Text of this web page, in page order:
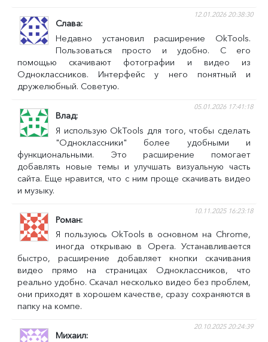
Слава
12.01.2026 20:38:30
Недавно установил расширение OkTools.
Пользоваться просто и удобно. С его
помощью скачивают фотографии и видео из
Одноклассников. Интерфейс у него понятный и
дружелюбный. Советую.
Влад
05.01.2026 17:41:18
Я использую OkTools для того, чтобы сделать
"Одноклассники" более удобными и
функциональными. Это расширение помогает
добавлять новые темы и улучшать визуальную часть
сайта. Еще нравится, что с ним проще скачивать видео
и музыку.
Роман
10.11.2025 16:23:18
Я пользуюсь OkTools в основном на Chrome,
иногда открываю в Opera. Устанавливается
быстро, расширение добавляет кнопки скачивания
видео прямо на страницах Одноклассников, что
реально удобно. Скачал несколько видео без проблем,
они приходят в хорошем качестве, сразу сохраняются в
папку на компе.
Михаил
20.10.2025 20:24:39